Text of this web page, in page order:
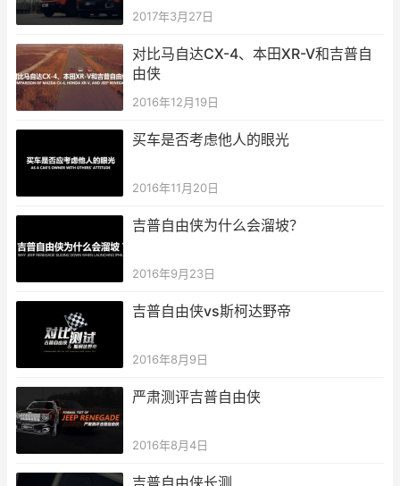
2017年3月27日
对比马自达CX-4、本田XR-V和吉普自
由侠
2016年12月19日
买车是否考虑他人的眼光
2016年11月20日
吉普自由侠为什么会溜坡？
2016年9月23日
吉普自由侠vs斯柯达野帝
2016年8月9日
严肃测评吉普自由侠
2016年8月4日
吉普自由侠长测